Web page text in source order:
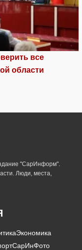
все
области
"СарИнформ".
Люди, места,
Экономика
СарИнФото